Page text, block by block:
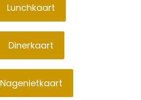
Lunchkaart
Dinerkaart
Nagenietkaart